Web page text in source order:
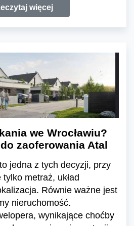
więcej
we Wrocławiu?
zaoferowania Atal
jedna z tych decyzji, przy
metraż, układ
Równie ważne jest
nieruchomość.
wynikające choćby